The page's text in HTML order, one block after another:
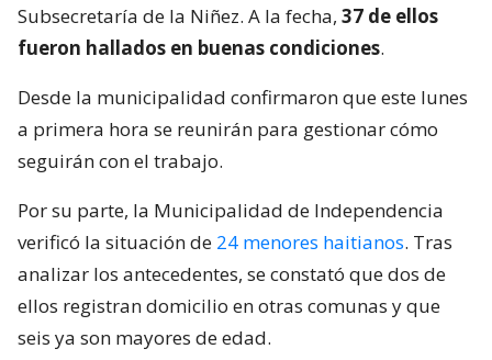
Subsecretaría de la Niñez. A la fecha, 37 de ellos
fueron hallados en buenas condiciones.
Desde la municipalidad confirmaron que este lunes
a primera hora se reunirán para gestionar cómo
seguirán con el trabajo.
Por su parte, la Municipalidad de Independencia
verificó la situación de 24 menores haitianos. Tras
analizar los antecedentes, se constató que dos de
ellos registran domicilio en otras comunas y que
seis ya son mayores de edad.